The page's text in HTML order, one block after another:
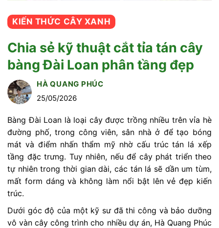
KIẾN THỨC CÂY XANH
Chia sẻ kỹ thuật cắt tỉa tán cây
bàng Đài Loan phân tầng đẹp
HÀ QUANG PHÚC
25/05/2026
Bàng Đài Loan là loại cây được trồng nhiều trên vỉa hè
đường phố, trong công viên, sân nhà ở để tạo bóng
mát và điểm nhấn thẩm mỹ nhờ cấu trúc tán lá xếp
tầng đặc trưng. Tuy nhiên, nếu để cây phát triển theo
tự nhiên trong thời gian dài, các tán lá sẽ dần um tùm,
mất form dáng và không làm nổi bật lên vẻ đẹp kiến
trúc.
Dưới góc độ của một kỹ sư đã thi công và bảo dưỡng
vô vàn cây công trình cho nhiều dự án, Hà Quang Phúc